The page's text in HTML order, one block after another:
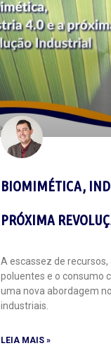
BIOMIMÉTICA,
PRÓXIMA
A escassez de
poluentes e o consumo
uma nova abordagem
industriais.
LEIA MAIS »